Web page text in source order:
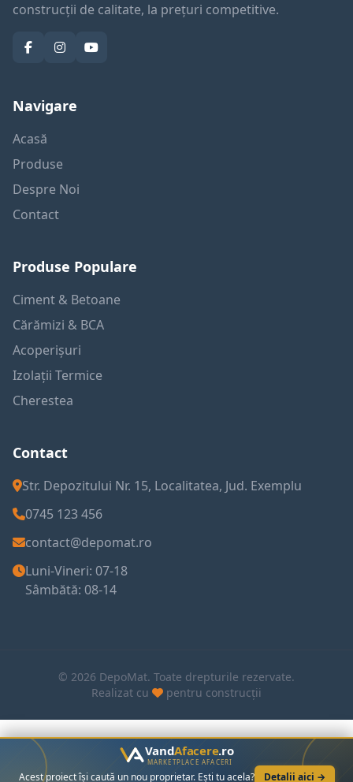
construcții de calitate, la prețuri competitive.
Navigare
Acasă
Produse
Despre Noi
Contact
Produse Populare
Ciment & Betoane
Cărămizi & BCA
Acoperișuri
Izolații Termice
Cherestea
Contact
Str. Depozitului Nr. 15, Localitatea, Jud. Exemplu
0745 123 456
contact@depomat.ro
Luni-Vineri: 07-18
Sâmbătă: 08-14
© 2026 DepoMat. Toate drepturile rezervate.
Realizat cu
pentru construcții
VandAfacere.ro
MARKETPLACE AFACERI
Acest proiect își caută un nou proprietar. Ești tu acela? Detalii aici →